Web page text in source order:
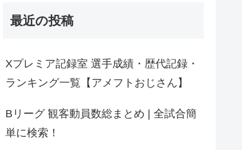
最近の投稿
Xプレミア記録室 選手成績・歴代記録・
ランキング一覧【アメフトおじさん】
Bリーグ 観客動員数総まとめ | 全試合簡
単に検索！